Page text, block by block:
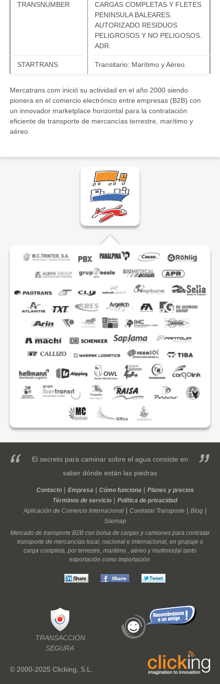
TRANSNUMBER
CARGAS COMPLETAS Y FLETES
PENINSULA BALEARES.
AUTORIZADO RESIDUOS
PELIGROSOS Y NO PELIGOSOS.
ADR.
STARTRANS Transitario: Marítimo y Aéreo.
Mercatrans.com inició su actividad en el año 2000 siendo
pionera en el comercio electrónico entre empresas (B2B) con
un innovador marketplace horizontal para la contratación
eficiente de transporte de mercancías terrestre, marítimo y
aéreo.
El secreto para caminar sobre el agua consiste en
saber dónde están las piedras
Contacto Empresa Cómo funciona
Planes y precios
Términos de servicio
Política de privacidad
Aplicación de Comercio Internacional
Contratar Transporte
Blog
Sitemap
Mercado de transporte B2B con bolsa de cargas ycamiones para contratar
transportede mercancías local, nacionale internacional, en grupajeo
carga completa, porterrestre, marítimo , aéreo ymultimodal tanto
exportación como importación.
TRANSACCIÓN
SEGURA
© 2000-2025 Clicking, S.L.